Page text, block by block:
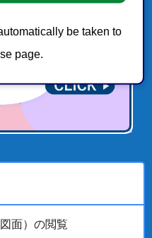
be taken to
page.
面）の閲覧